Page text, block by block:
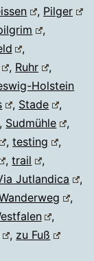
, Pilger
,
,
, Ruhr
,
Holstein
, Stade
,
, Sudmühle
,
,testing
,
,trail
,
Jutlandica
,
,
,
, zu Fuß